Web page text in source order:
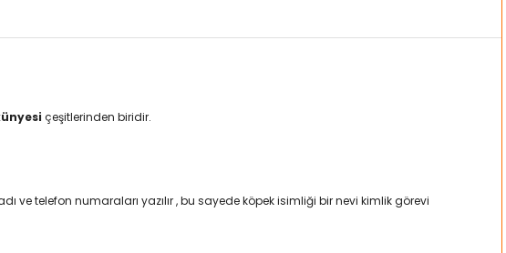
çeşitlerinden biridir.
ve telefon numaraları yazılır , bu sayede köpek isimliği bir nevi kimlik görevi